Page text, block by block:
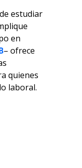
estudiar
en
– ofrece
quienes
laboral.